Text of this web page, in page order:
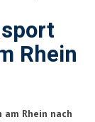
Rhein
Rhein nach